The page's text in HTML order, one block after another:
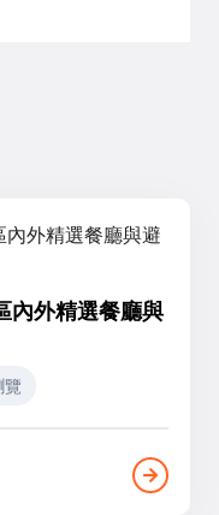
內外精選餐廳與
覽